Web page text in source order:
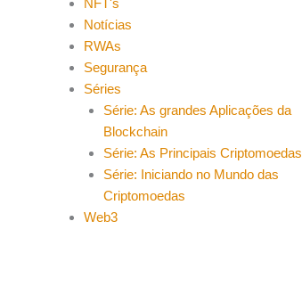
Notícias
RWAs
Segurança
Séries
Série: As grandes Aplicações da
Blockchain
Série: As Principais Criptomoedas
Série: Iniciando no Mundo das
Criptomoedas
Web3